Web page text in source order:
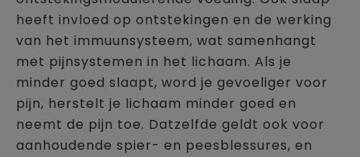
heeft invloed op ontstekingen en de werking
van het immuunsysteem, wat samenhangt
met pijnsystemen in het lichaam. Als je
minder goed slaapt, word je gevoeliger voor
pijn, herstelt je lichaam minder goed en
neemt de pijn toe. Datzelfde geldt ook voor
aanhoudende spier- en peesblessures, en